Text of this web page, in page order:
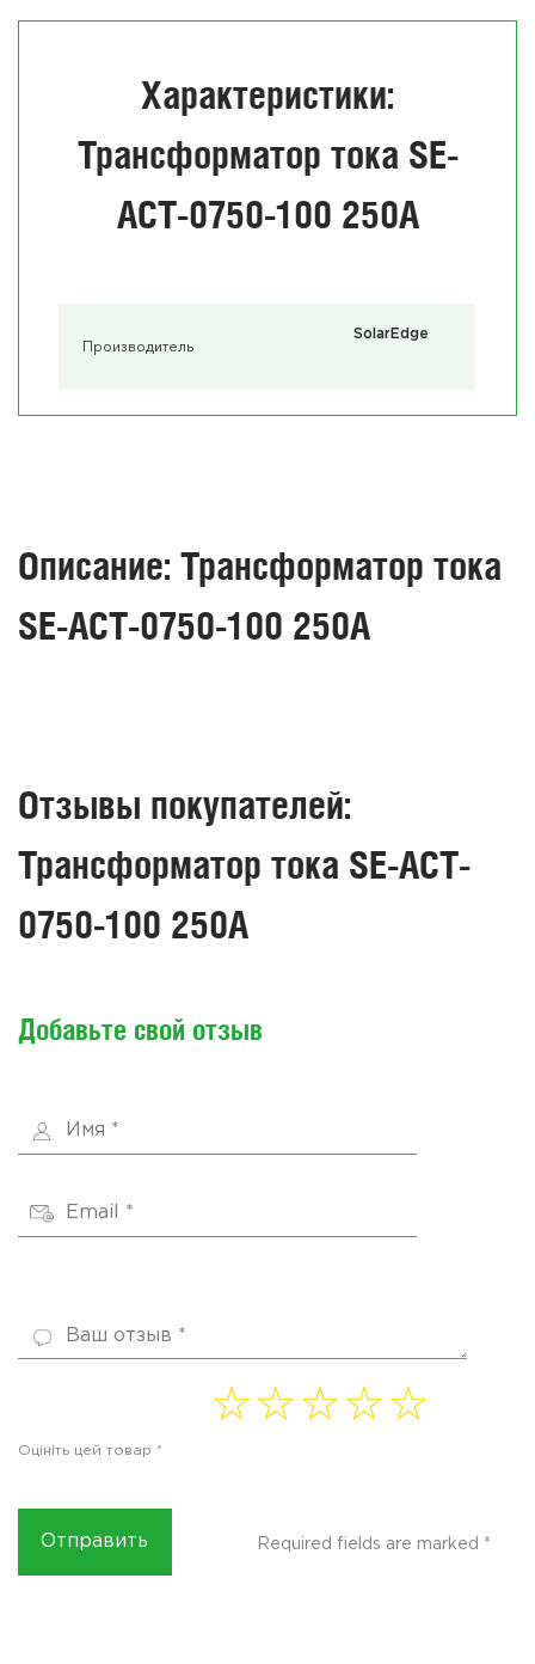
Характеристики:
Трансформатор тока SE-
ACT-0750-100 250A
Производитель
SolarEdge
Описание: Трансформатор тока
SE-ACT-0750-100 250A
Отзывы покупателей:
Трансформатор тока SE-ACT-
0750-100 250A
Добавьте свой отзыв
Required fields are marked *
Оцініть цей товар *
1 of
2 of
3 of
4
5 of